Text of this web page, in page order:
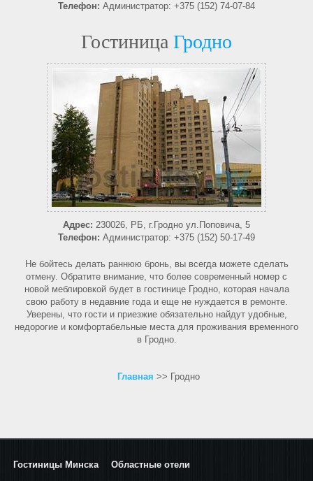
Телефон: Администратор: +375 (152) 74-07-84
Гостиница Гродно
Адрес: 230026, РБ, г.Гродно ул.Поповича, 5
Телефон: Администратор: +375 (152) 50-17-49
Не бойтесь делать раннюю бронь, вы всегда можете сделать
отмену. Обратите внимание, что более современный номер с
новой меблировкой будет в гостинице Гродно, которая начала
свою работу в недавние года и еще не нуждается в ремонте.
Уверены, что гости и приезжие обязательно найдут удобные,
недорогие и комфортабельные места для проживания временного
в Гродно.
Главная >> Гродно
Гостиницы Минска Областные отели